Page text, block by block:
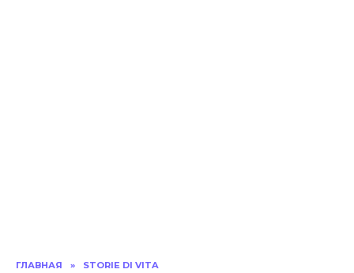
ГЛАВНАЯ » STORIE DI VITA